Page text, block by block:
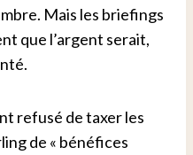
Mais les briefings
que l’argent serait,
refusé de taxer les
de « bénéfices